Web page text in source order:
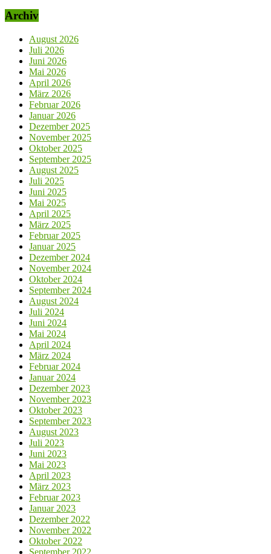
Archiv
August 2026
Juli 2026
Juni 2026
Mai 2026
April 2026
März 2026
Februar 2026
Januar 2026
Dezember 2025
November 2025
Oktober 2025
September 2025
August 2025
Juli 2025
Juni 2025
Mai 2025
April 2025
März 2025
Februar 2025
Januar 2025
Dezember 2024
November 2024
Oktober 2024
September 2024
August 2024
Juli 2024
Juni 2024
Mai 2024
April 2024
März 2024
Februar 2024
Januar 2024
Dezember 2023
November 2023
Oktober 2023
September 2023
August 2023
Juli 2023
Juni 2023
Mai 2023
April 2023
März 2023
Februar 2023
Januar 2023
Dezember 2022
November 2022
Oktober 2022